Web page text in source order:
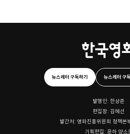
발행인: 한상준
편집장: 김혜선
발간처: 영화진흥위원회 정책본
기획편집: 윤하 양소
뉴스레터 구독하기 뉴스레터 구